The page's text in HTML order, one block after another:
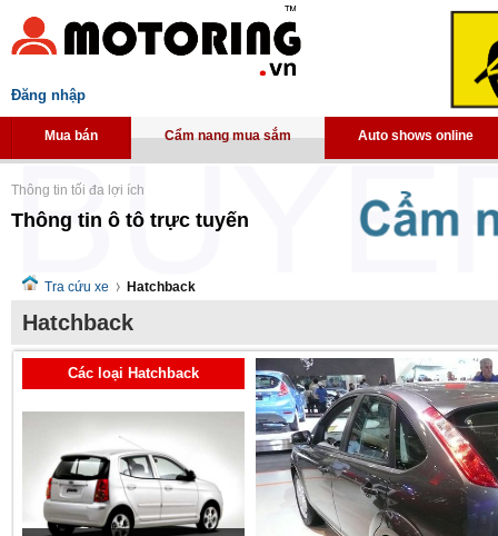
Đăng nhập
Mua bán Cẩm nang mua sắm Auto shows online
Thông tin tối đa lợi ích
Thông tin ô tô trực tuyến
Tra cứu xe Hatchback
Hatchback
Các loại Hatchback